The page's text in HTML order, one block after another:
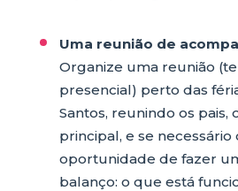
Uma reunião de
Organize uma reunião
presencial) perto das
Santos, reunindo os pais,
principal, e se necessário
oportunidade de fazer
balanço: o que está